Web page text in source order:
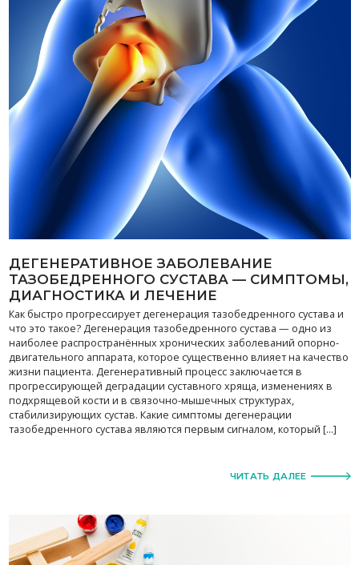
ДЕГЕНЕРАТИВНОЕ ЗАБОЛЕВАНИЕ
ТАЗОБЕДРЕННОГО СУСТАВА — СИМПТОМЫ,
ДИАГНОСТИКА И ЛЕЧЕНИЕ
Как быстро прогрессирует дегенерация тазобедренного сустава и
что это такое? Дегенерация тазобедренного сустава — одно из
наиболее распространённых хронических заболеваний опорно-
двигательного аппарата, которое существенно влияет на качество
жизни пациента. Дегенеративный процесс заключается в
прогрессирующей деградации суставного хряща, изменениях в
подхрящевой кости и в связочно-мышечных структурах,
стабилизирующих сустав. Какие симптомы дегенерации
тазобедренного сустава являются первым сигналом, который […]
ЧИТАТЬ ДАЛЕЕ